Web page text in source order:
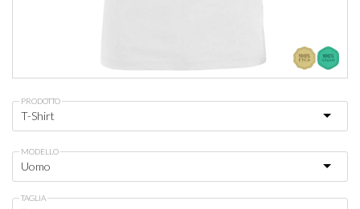
PRODOTTO
MODELLO
TAGLIA